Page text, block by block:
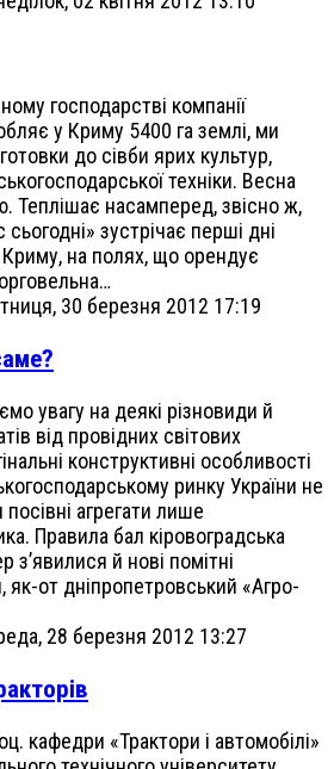
господарстві компанії
у Криму 5400 га землі, ми
до сівби ярих культур,
техніки. Весна
Теплішає насамперед, звісно ж,
сьогодні» зустрічає перші дні
на полях, що орендує
30 березня 2012 17:19
увагу на деякі різновиди й
від провідних світових
конструктивні особливості
ринку України не
агрегати лише
Правила бал кіровоградська
з’явилися й нові помітні
як-от дніпропетровський «Агро-
28 березня 2012 13:27
кафедри «Трактори і автомобілі»